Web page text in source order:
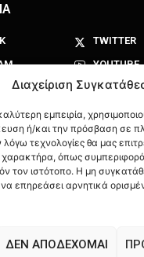
Διαχείριση
εμπειρία,
ή/και την πρόσβαση σε
λόγω τεχνολογίες θα μας
όπως συμπεριφορά
τον ιστότοπο. Η μη
επηρεάσει αρνητικά
ΔΕΝ ΑΠΟΔΈΧΟΜΑΙ
TWITTER
YOUTUBE